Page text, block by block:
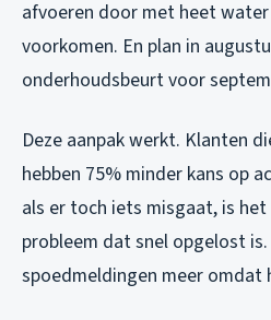
afvoeren door met heet
voorkomen. En plan in
onderhoudsbeurt voor
Deze aanpak werkt. Klanten
hebben 75% minder kans op
als er toch iets misgaat, is
probleem dat snel opgelost
spoedmeldingen meer